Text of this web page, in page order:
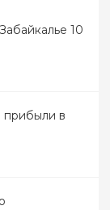
10
прибыли в